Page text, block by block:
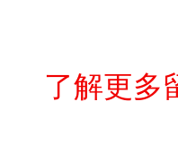
了解更多